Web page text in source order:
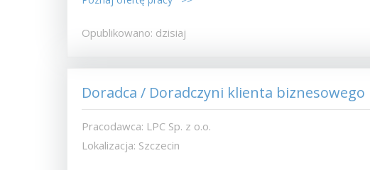
Opublikowano: dzisiaj
Doradca / Doradczyni klienta biznesowego
Pracodawca: LPC Sp. z o.o.
Lokalizacja: Szczecin